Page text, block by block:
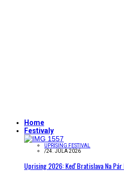
Home
Festivaly
UPRISING FESTIVAL
/24. JÚLA 2026
Uprising 2026: Keď Bratislava Na Pár